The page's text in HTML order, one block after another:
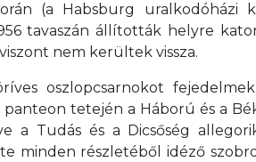
(a Habsburg uralkodóházi
tavaszán állították helyre
nem kerültek vissza.
oszlopcsarnokot
tetején a Háború és a
a Tudás és a Dicsőség
minden részletéből idéző